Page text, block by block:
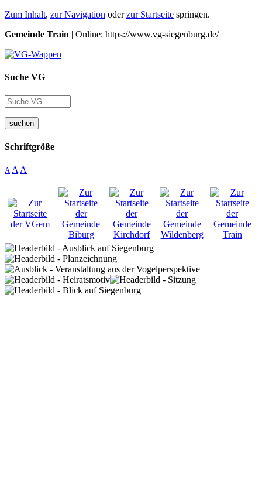
Zum Inhalt, zur Navigation oderzur Startseite springen.
Gemeinde Train | Online: https://www.vg-siegenburg.de/
Suche VG
suchen
Schriftgröße
A A A